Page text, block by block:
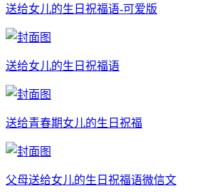
送给女儿的生日祝福语-可爱版
送给女儿的生日祝福语
送给青春期女儿的生日祝福
父母送给女儿的生日祝福语微信文